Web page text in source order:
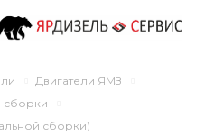
Двигатели ЯМЗ
сборки
сборки)